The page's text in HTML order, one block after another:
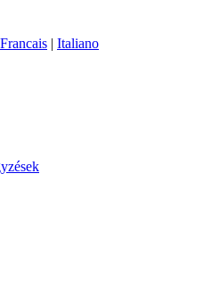
Francais | Italiano